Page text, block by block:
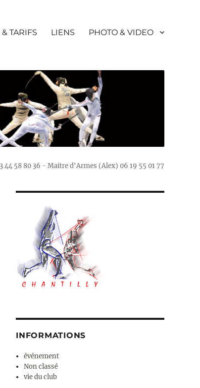
TARIFS LIENS PHOTO & VIDEO
44 58 80 36 - Maitre d'Armes (Alex) 06 19 55 01 77
INFORMATIONS
événement
Non classé
vie du club